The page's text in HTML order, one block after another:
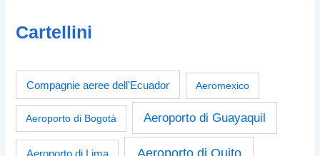
Cartellini
Compagnie aeree dell'Ecuador Aeromexico
Aeroporto di Bogotà Aeroporto di Guayaquil
Aeroporto di Lima Aeroporto di Quito